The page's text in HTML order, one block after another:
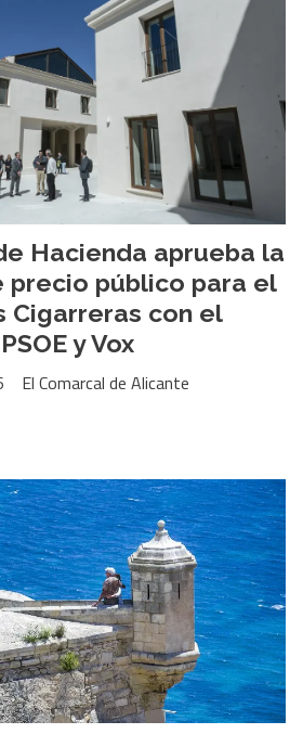
Hacienda aprueba la
precio público para el
Cigarreras con el
y Vox
El Comarcal de Alicante